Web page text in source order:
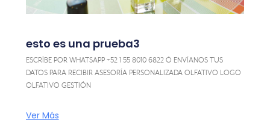
esto es una prueba3
ESCRÍBE POR WHATSAPP +52 1 55 8010 6822 Ó ENVÍANOS TUS
DATOS PARA RECIBIR ASESORÍA PERSONALIZADA OLFATIVO LOGO
OLFATIVO GESTIÓN
Ver Más